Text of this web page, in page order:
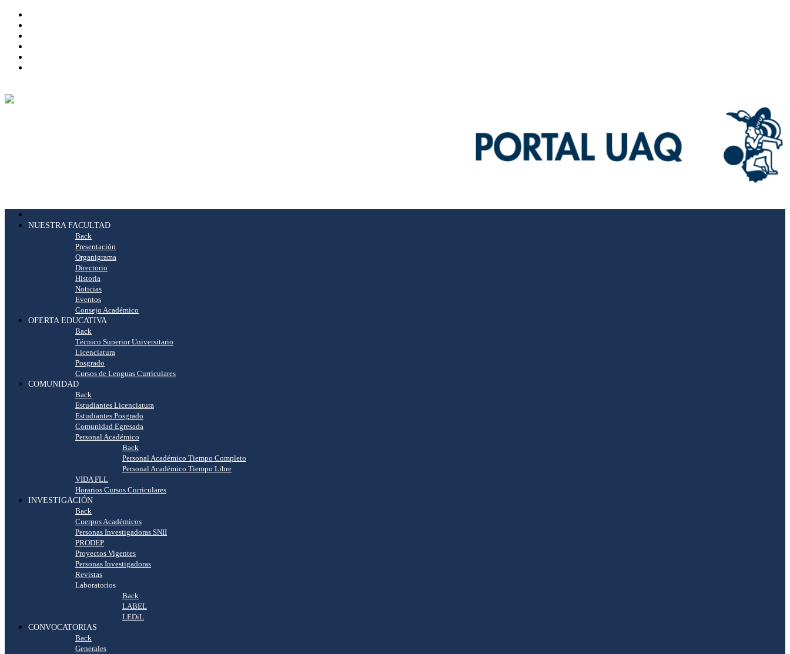
NUESTRA FACULTAD
Back
Presentación
Organigrama
Directorio
Historia
Noticias
Eventos
Consejo Académico
OFERTA EDUCATIVA
Back
Técnico Superior Universitario
Licenciatura
Posgrado
Cursos de Lenguas Curriculares
COMUNIDAD
Back
Estudiantes Licenciatura
Estudiantes Posgrado
Comunidad Egresada
Personal Académico
Back
Personal Académico Tiempo Completo
Personal Académico Tiempo Libre
VIDA FLL
Horarios Cursos Curriculares
INVESTIGACIÓN
Back
Cuerpos Académicos
Personas Investigadoras SNII
PRODEP
Proyectos Vigentes
Personas Investigadoras
Revistas
Laboratorios
Back
LABEL
LEDiL
CONVOCATORIAS
Back
Generales